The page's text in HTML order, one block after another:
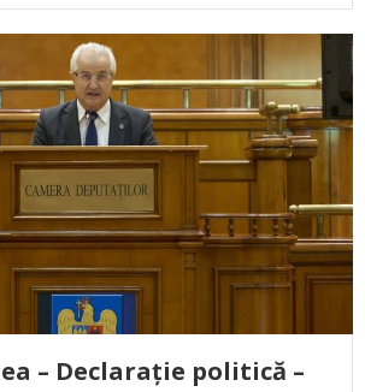
– Declarație politică –